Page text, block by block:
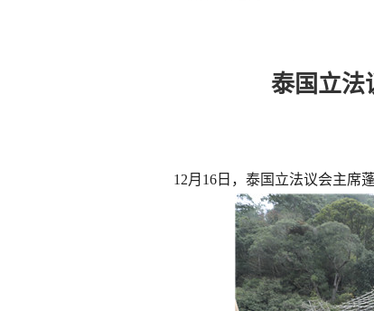
泰国立法
12月16日，泰国立法议会主席